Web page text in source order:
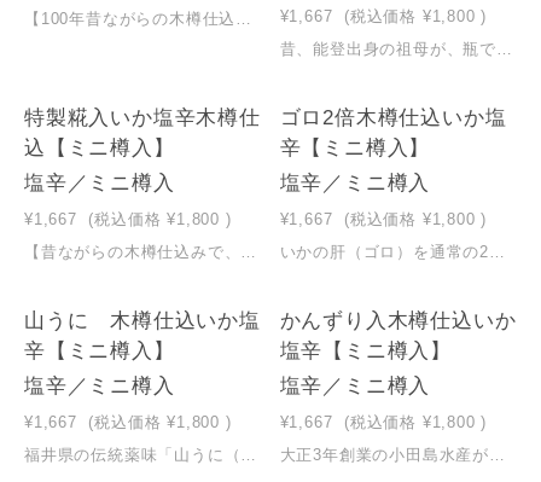
【100年昔ながらの木樽仕込みで塩辛を作り続ける小田島水産の新定番！】大正3年創業の小田島水産が、新しいさきいかを開発！チーズ味
¥1,667 (税込価格 ¥1,800 )
昔、能登出身の祖母が、瓶で作ってくれた松前漬。するめの香りがして大変風味豊かなものでした。そんな手作りの味を記憶の中に求め、再現しました。南茅部（函館）産真昆布、函館産がごめ昆布、スルメ、そして数の子を使い、秘伝のタレでじっくりと仕上げました。添加物を極力抑えた手作りの味をご賞味ください。
特製糀入いか塩辛木樽仕
込【ミニ樽入】
塩辛／ミニ樽入
¥1,667 (税込価格 ¥1,800 )
【昔ながらの木樽仕込みで、まろやかな旨味】 小田島水産の塩辛は、昔から受け継がれる木樽仕込み。 木樽で一週間、じっくりと熟成発酵させることで いか本来の旨味を感じられる「まろやかで味わい深い」塩辛となります。 着色料は使用せず、自然にほんのりと色づくやさしい「さくら色」。 塩辛のコク深さと、まろやかな口あたりが ごはんにも、お酒にも、よく合います。
ゴロ2倍木樽仕込いか塩
辛【ミニ樽入】
塩辛／ミニ樽入
¥1,667 (税込価格 ¥1,800 )
いかの肝（ゴロ）を通常の2倍使用し、濃厚な旨味が特徴。深い味わいをお楽しみください。 大正3年創業の小田島水産が、伝統の秋田杉の木樽で7日間熟成させた逸品。 まろやかで深い味わいが特徴です。 【昔ながらの木樽仕込みで、まろやかな旨味】 小田島水産の塩辛は、昔から受け継がれる木樽仕込み。 木樽で一週間、じっくりと熟成発酵させることで、 いか本来の旨味を感じられる「まろやかで味わい深い」塩辛となります。 着色料は使用せず、自然にほんのりと色づくやさしい「さくら色」。 塩辛のコク深さと、まろやかな口あたりが、 ごはんにも、お酒にも、よく合います。 新潟の伝統薬味「かんずり」との組み合わせは、いか塩辛の旨味をさらに引き立てる逸品。 【贈答用の杉のミニ樽入※フタを開けにくい場合は、緑のタガ（輪）を下にずらして、樽の締めを緩めてご開封ください。】
山うに 木樽仕込いか塩
辛【ミニ樽入】
塩辛／ミニ樽入
¥1,667 (税込価格 ¥1,800 )
福井県の伝統薬味「山うに（ゆず）」との絶妙な組み合わせ。いかの旨味と山うにのコクが調和した贅沢な一品です。 大正3年創業の小田島水産が、伝統の秋田杉の木樽で7日間熟成させた逸品。 まろやかで深い味わいが特徴です。 【昔ながらの木樽仕込みで、まろやかな旨味】 小田島水産の塩辛は、昔から受け継がれる木樽仕込み。 木樽で一週間、じっくりと熟成発酵させることで、 いか本来の旨味を感じられる「まろやかで味わい深い」塩辛となります。 着色料は使用せず、自然にほんのりと色づくやさしい「さくら色」。 塩辛のコク深さと、まろやかな口あたりが、 ごはんにも、お酒にも、よく合います。 新潟の伝統薬味「かんずり」との組み合わせは、いか塩辛の旨味をさらに引き立てる逸品。 【贈答用の杉のミニ樽入※フタを開けにくい場合は、緑のタガ（輪）を下にずらして、樽の締めを緩めてご開封ください。】
かんずり入木樽仕込いか
塩辛【ミニ樽入】
塩辛／ミニ樽入
¥1,667 (税込価格 ¥1,800 )
大正3年創業の小田島水産が、伝統の秋田杉の木樽で7日間熟成させた逸品。 まろやかで深い味わいが特徴です。 【昔ながらの木樽仕込みで、まろやかな旨味】 小田島水産の塩辛は、昔から受け継がれる木樽仕込み。 木樽で一週間、じっくりと熟成発酵させることで、 いか本来の旨味を感じられる「まろやかで味わい深い」塩辛となります。 着色料は使用せず、自然にほんのりと色づくやさしい「さくら色」。 塩辛のコク深さと、まろやかな口あたりが、 ごはんにも、お酒にも、よく合います。 新潟の伝統薬味「かんずり」との組み合わせは、いか塩辛の旨味をさらに引き立てる逸品。 【贈答用の杉のミニ樽入※フタを開けにくい場合は、緑のタガ（輪）を下にずらして、樽の締めを緩めてご開封ください。】